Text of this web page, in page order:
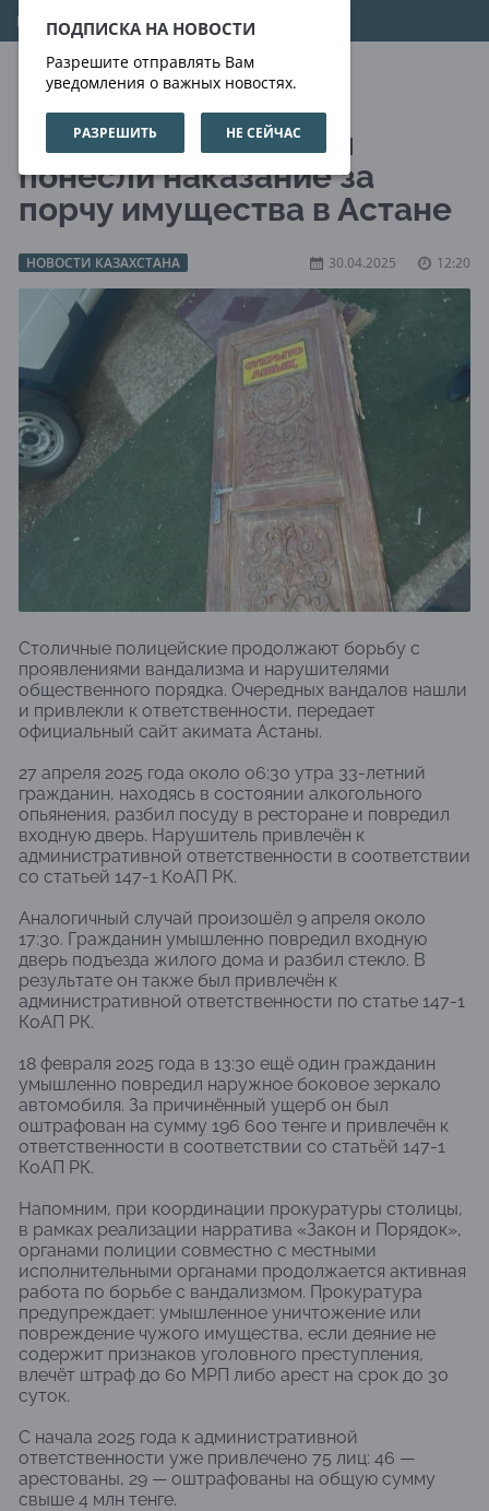
ПОДПИСКА НА НОВОСТИ
Разрешите отправлять Вам
уведомления о важных новостях.
РАЗРЕШИТЬ НЕ СЕЙЧАС
08.08.2026 18:52:39
Очередные вандалы
понесли наказание за
порчу имущества в Астане
НОВОСТИ КАЗАХСТАНА 30.04.2025 12:20
Столичные полицейские продолжают борьбу с
проявлениями вандализма и нарушителями
общественного порядка. Очередных вандалов нашли
и привлекли к ответственности, передает
официальный сайт акимата Астаны.
27 апреля 2025 года около 06:30 утра 33-летний
гражданин, находясь в состоянии алкогольного
опьянения, разбил посуду в ресторане и повредил
входную дверь. Нарушитель привлечён к
административной ответственности в соответствии
со статьей 147-1 КоАП РК.
Аналогичный случай произошёл 9 апреля около
17:30. Гражданин умышленно повредил входную
дверь подъезда жилого дома и разбил стекло. В
результате он также был привлечён к
административной ответственности по статье 147-1
КоАП РК.
18 февраля 2025 года в 13:30 ещё один гражданин
умышленно повредил наружное боковое зеркало
автомобиля. За причинённый ущерб он был
оштрафован на сумму 196 600 тенге и привлечён к
ответственности в соответствии со статьёй 147-1
КоАП РК.
Напомним, при координации прокуратуры столицы,
в рамках реализации нарратива «Закон и Порядок»,
органами полиции совместно с местными
исполнительными органами продолжается активная
работа по борьбе с вандализмом. Прокуратура
предупреждает: умышленное уничтожение или
повреждение чужого имущества, если деяние не
содержит признаков уголовного преступления,
влечёт штраф до 60 МРП либо арест на срок до 30
суток.
С начала 2025 года к административной
ответственности уже привлечено 75 лиц: 46 —
арестованы, 29 — оштрафованы на общую сумму
свыше 4 млн тенге.